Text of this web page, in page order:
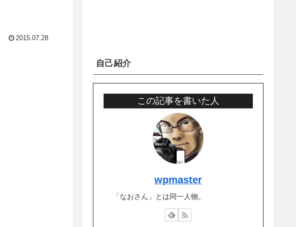
2015.07.28
自己紹介
この記事を書いた人
wpmaster
「なおさん」とは同一人物。